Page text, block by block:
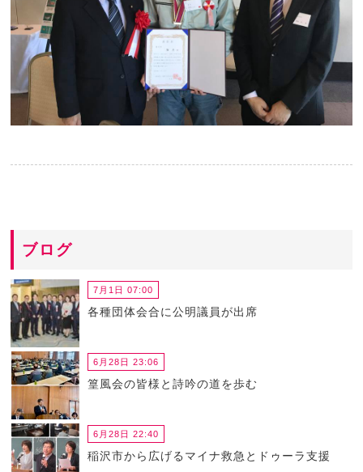
ブログ
7月1日 07:00
各種団体会合に公明議員が出席
6月28日 23:06
篁風会の皆様と詩吟の道を歩む
6月28日 22:40
稲沢市から広げるマイナ救急とドゥーラ支援